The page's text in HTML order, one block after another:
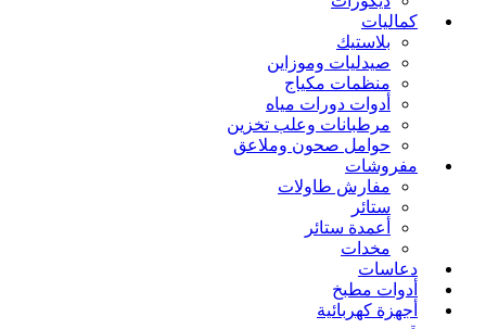
كماليات
بلاستيك
صيدليات وموزاين
منظمات مكياج
أدوات دورات مياه
مرطبانات وعلب تخزين
حوامل صحون وملاعق
مفروشات
مفارش طاولات
ستائر
أعمدة ستائر
مخدات
دعاسات
أدوات مطبخ
أجهزة كهربائية